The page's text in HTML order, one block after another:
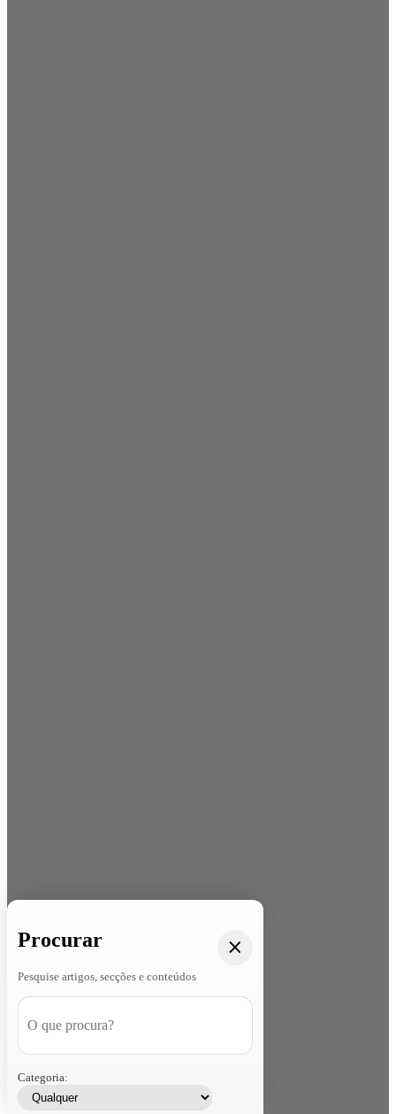
Procurar
Pesquise artigos, secções e conteúdos
Categoria: